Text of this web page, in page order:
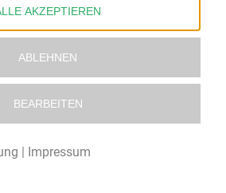
AKZEPTIEREN
ABLEHNEN
BEARBEITEN
| Impressum